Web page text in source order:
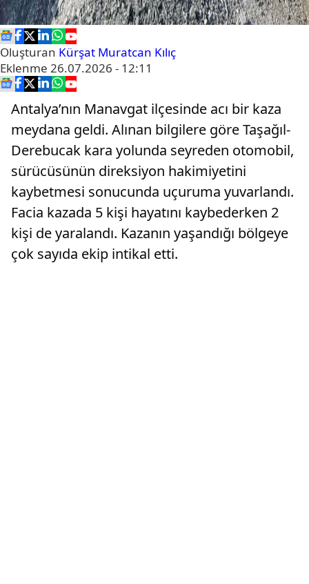
Oluşturan Kürşat Muratcan Kılıç
Eklenme 26.07.2026 - 12:11
Antalya’nın Manavgat ilçesinde acı bir kaza
meydana geldi. Alınan bilgilere göre Taşağıl-
Derebucak kara yolunda seyreden otomobil,
sürücüsünün direksiyon hakimiyetini
kaybetmesi sonucunda uçuruma yuvarlandı.
Facia kazada 5 kişi hayatını kaybederken 2
kişi de yaralandı. Kazanın yaşandığı bölgeye
çok sayıda ekip intikal etti.